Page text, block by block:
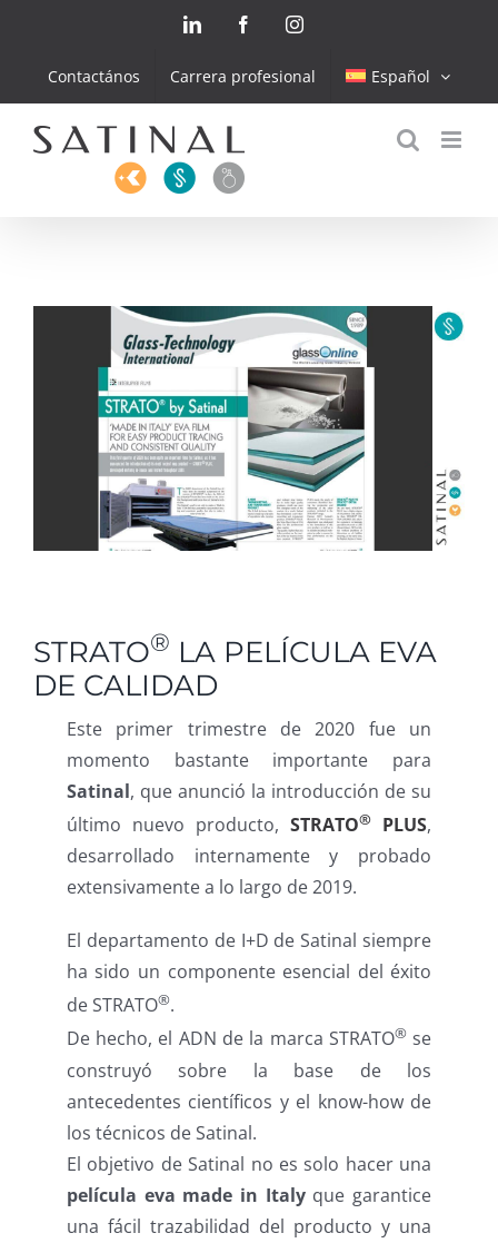
content
LinkedIn FacebookInstagram
Contactános Carrera profesional Español
STRATO® LA PELÍCULA EVA
DE CALIDAD
Este primer trimestre de 2020 fue un
momento bastante importante para
Satinal, que anunció la introducción de su
último nuevo producto,STRATO® PLUS,
desarrollado internamente y probado
extensivamente a lo largo de 2019.
El departamento de I+D de Satinal siempre
ha sido un componente esencial del éxito
de STRATO®.
De hecho, el ADN de la marca STRATO®se
construyó sobre la base de los
antecedentes científicos y el know-how de
los técnicos de Satinal.
El objetivo de Satinal no es solo hacer una
película eva made in Italyque garantice
una fácil trazabilidad del producto y una